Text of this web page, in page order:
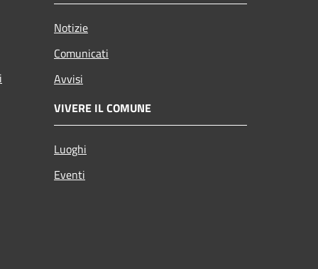
Notizie
Comunicati
Avvisi
VIVERE IL COMUNE
Luoghi
Eventi